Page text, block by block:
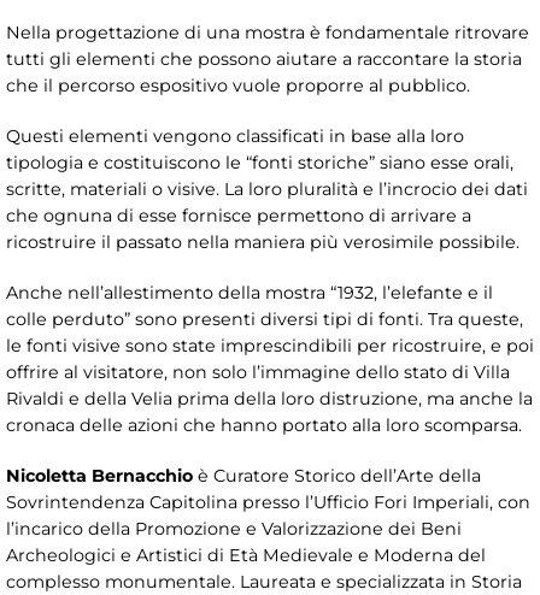
Nella progettazione di una mostra è fondamentale ritrovare
tutti gli elementi che possono aiutare a raccontare la storia
che il percorso espositivo vuole proporre al pubblico.
Questi elementi vengono classificati in base alla loro
tipologia e costituiscono le “fonti storiche” siano esse orali,
scritte, materiali o visive. La loro pluralità e l’incrocio dei dati
che ognuna di esse fornisce permettono di arrivare a
ricostruire il passato nella maniera più verosimile possibile.
Anche nell’allestimento della mostra “1932, l’elefante e il
colle perduto” sono presenti diversi tipi di fonti. Tra queste,
le fonti visive sono state imprescindibili per ricostruire, e poi
offrire al visitatore, non solo l’immagine dello stato di Villa
Rivaldi e della Velia prima della loro distruzione, ma anche la
cronaca delle azioni che hanno portato alla loro scomparsa.
Nicoletta Bernacchio è Curatore Storico dell’Arte della
Sovrintendenza Capitolina presso l’Ufficio Fori Imperiali, con
l’incarico della Promozione e Valorizzazione dei Beni
Archeologici e Artistici di Età Medievale e Moderna del
complesso monumentale. Laureata e specializzata in Storia